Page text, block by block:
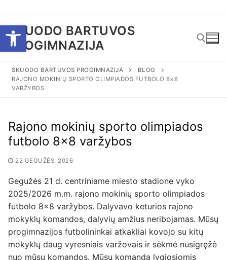
Open toolbar
prie
turinio
SKUODO BARTUVOS
PROGIMNAZIJA
Ieškoti:
SKUODO BARTUVOS PROGIMNAZIJA
BLOG
RAJONO MOKINIŲ SPORTO OLIMPIADOS FUTBOLO 8×8
VARŽYBOS
Rajono mokinių sporto olimpiados
futbolo 8×8 varžybos
22 GEGUŽĖS, 2026
Gegužės 21 d. centriniame miesto stadione vyko
2025/2026 m.m. rajono mokinių sporto olimpiados
futbolo 8×8 varžybos. Dalyvavo keturios rajono
mokyklų komandos, dalyvių amžius neribojamas. Mūsų
progimnazijos futbolininkai atkakliai kovojo su kitų
mokyklų daug vyresniais varžovais ir sėkmė nusigręžė
nuo mūsų komandos. Mūsų komanda lygiosiomis